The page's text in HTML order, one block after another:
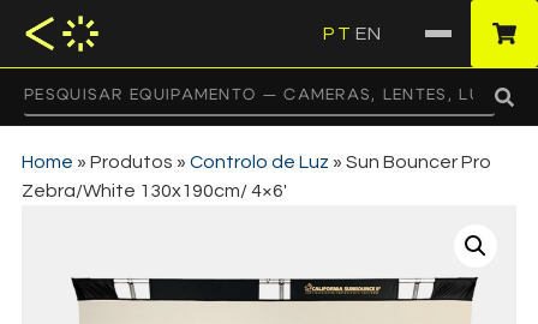
PT EN
Home » Produtos » Controlo de Luz » Sun Bouncer Pro
Zebra/White 130x190cm/ 4×6′